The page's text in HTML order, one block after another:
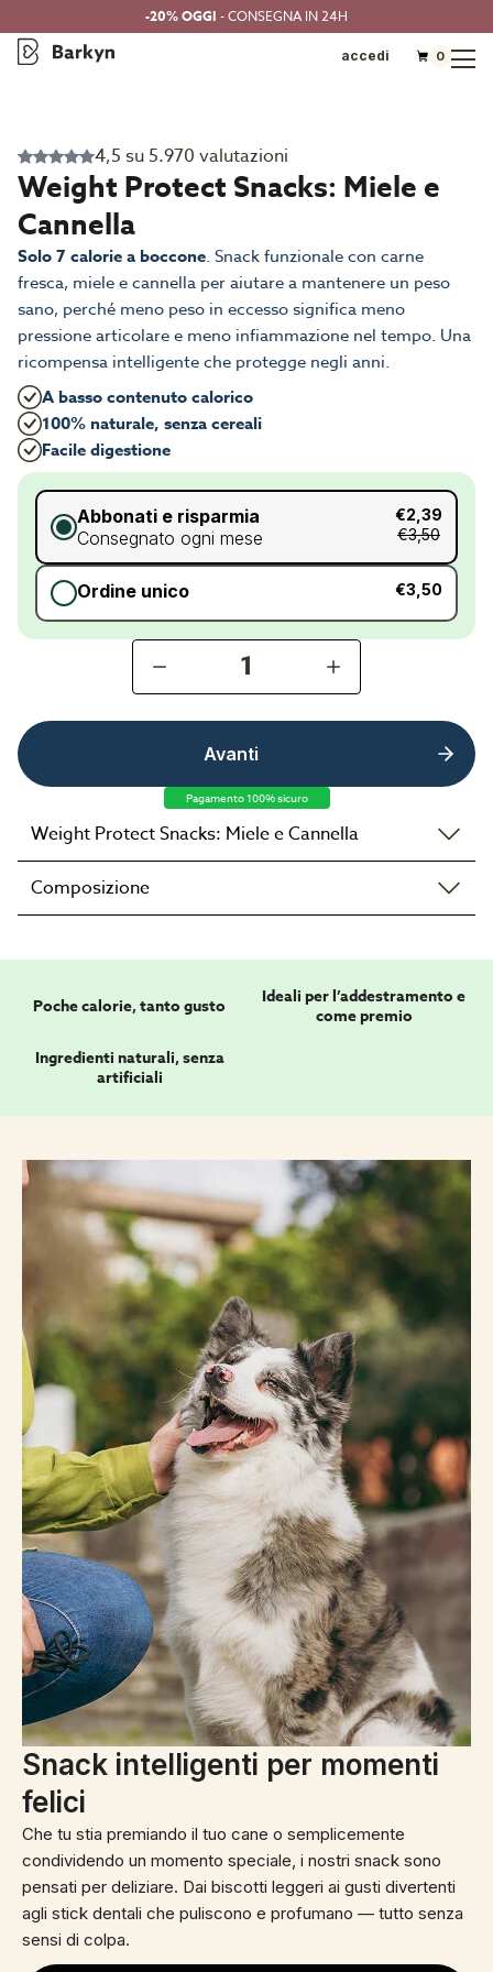
-20% OGGI - CONSEGNA IN 24H
accedi 0
4,5 su 5.970 valutazioni
Weight Protect Snacks: Miele e
Cannella
Solo 7 calorie a boccone. Snack funzionale con carne
fresca, miele e cannella per aiutare a mantenere un peso
sano, perché meno peso in eccesso significa meno
pressione articolare e meno infiammazione nel tempo. Una
ricompensa intelligente che protegge negli anni.
A basso contenuto calorico
100% naturale, senza cereali
Facile digestione
Abbonati e risparmia
Consegnato ogni mese
€2,39
€3,50
Ordine unico €3,50
1
Avanti
Pagamento 100% sicuro
Weight Protect Snacks: Miele e Cannella
Composizione
Poche calorie, tanto gusto
Ideali per l’addestramento e
come premio
Ingredienti naturali, senza
artificiali
Snack intelligenti per momenti
felici
Che tu stia premiando il tuo cane o semplicemente
condividendo un momento speciale, i nostri snack sono
pensati per deliziare. Dai biscotti leggeri ai gusti divertenti
agli stick dentali che puliscono e profumano — tutto senza
sensi di colpa.